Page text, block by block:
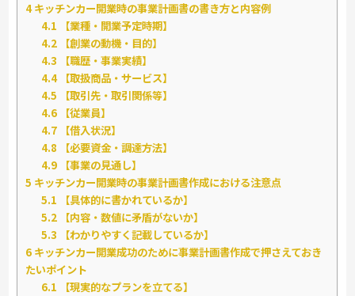
4キッチンカー開業時の事業計画書の書き方と内容例
4.1 【業種・開業予定時期】
4.2 【創業の動機・目的】
4.3 【職歴・事業実績】
4.4【取扱商品・サービス】
4.5 【取引先・取引関係等】
4.6 【従業員】
4.7 【借入状況】
4.8 【必要資金・調達方法】
4.9 【事業の見通し】
5 キッチンカー開業時の事業計画書作成における注意点
5.1 【具体的に書かれているか】
5.2 【内容・数値に矛盾がないか】
5.3 【わかりやすく記載しているか】
6 キッチンカー開業成功のために事業計画書作成で押さえておき
たいポイント
6.1 【現実的なプランを立てる】